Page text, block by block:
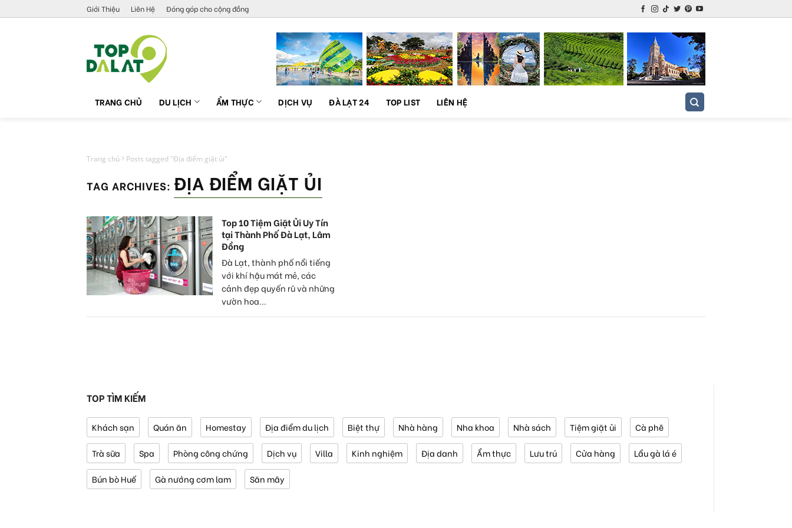
to
Giới Thiệu Liên Hệ Đóng góp cho cộng đồng
TRANG CHỦ DU LỊCH ẨM THỰC DỊCH VỤ ĐÀ LẠT 24 TOP LIST LIÊN HỆ
Trang chủ Posts tagged "Địa điểm giặt ủi"
TAG ARCHIVES: ĐỊA ĐIỂM GIẶT ỦI
Top 10 Tiệm Giặt Ủi Uy Tín
tại Thành Phố Đà Lạt, Lâm
Đồng
Đà Lạt, thành phố nổi tiếng
với khí hậu mát mẻ, các
cảnh đẹp quyến rũ và những
vườn hoa...
TOP TÌM KIẾM
Khách sạn Quán ăn Homestay Địa điểm du lịch Biệt thự Nhà hàng Nha khoa Nhà sách Tiệm giặt ủi Cà phê
Trà sữa Spa Phòng công chứng Dịch vụ Villa Kinh nghiệm Địa danh Ẩm thực Lưu trú Cửa hàng Lẩu gà lá é
Bún bò Huế Gà nướng cơm lam Săn mây